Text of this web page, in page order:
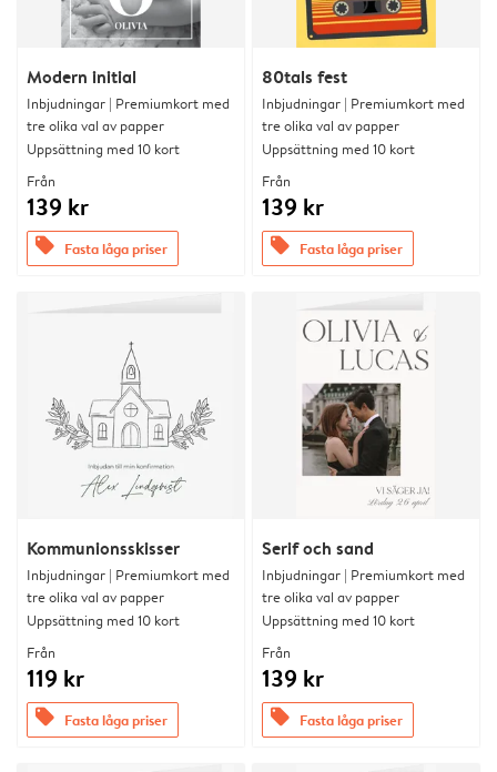
Modern initial
Inbjudningar | Premiumkort med
tre olika val av papper
Uppsättning med 10 kort
Från
139 kr
offers Fasta låga priser
80tals fest
Inbjudningar | Premiumkort med
tre olika val av papper
Uppsättning med 10 kort
Från
139 kr
offers Fasta låga priser
Kommunionsskisser
Inbjudningar | Premiumkort med
tre olika val av papper
Uppsättning med 10 kort
Från
119 kr
offers Fasta låga priser
Serif och sand
Inbjudningar | Premiumkort med
tre olika val av papper
Uppsättning med 10 kort
Från
139 kr
offers Fasta låga priser